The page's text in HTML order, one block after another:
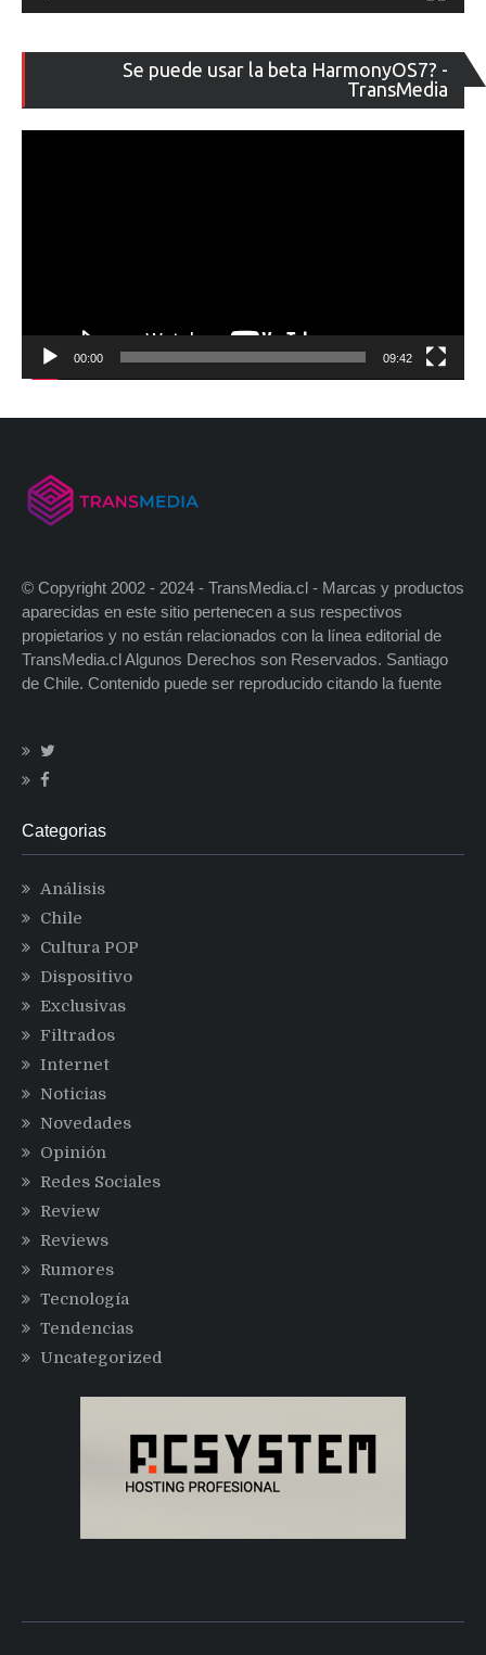
Se puede usar la beta HarmonyOS7? -
TransMedia
de
00:00 09:42
© Copyright 2002 - 2024 - TransMedia.cl - Marcas y productos
aparecidas en este sitio pertenecen a sus respectivos
propietarios y no están relacionados con la línea editorial de
TransMedia.cl Algunos Derechos son Reservados. Santiago
de Chile. Contenido puede ser reproducido citando la fuente
Categorias
Análisis
Chile
Cultura POP
Dispositivo
Exclusivas
Filtrados
Internet
Noticias
Novedades
Opinión
Redes Sociales
Review
Reviews
Rumores
Tecnología
Tendencias
Uncategorized